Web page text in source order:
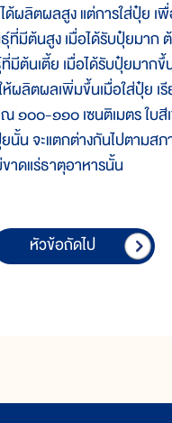
ลิตผลสูง แต่การใส่ปุ๋ย เ
มีต้นสูง เมื่อได้รับปุ๋ยมาก
ต้นเตี้ย เมื่อได้รับปุ๋ยมาก
ผลิตผลเพิ่มขึ้นเมื่อใส่ปุ๋ย เ
๐-๑๑๐ เซนติเมตร ใบสีเ
นั้น จะแตกต่างกันไปตามส
าดแร่ธาตุอาหารนั้น
หัวข้อถัดไป